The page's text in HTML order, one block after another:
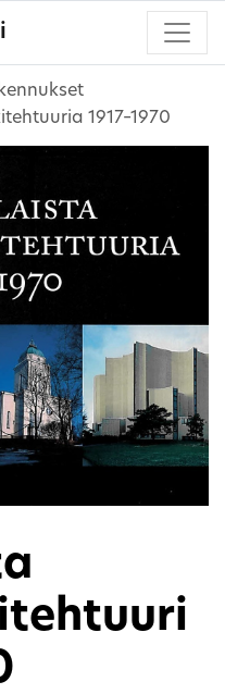
1917–1970